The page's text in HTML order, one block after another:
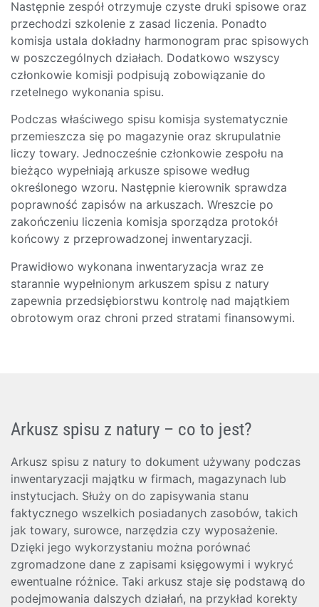
Następnie zespół otrzymuje czyste druki spisowe oraz
przechodzi szkolenie z zasad liczenia. Ponadto
komisja ustala dokładny harmonogram prac spisowych
w poszczególnych działach. Dodatkowo wszyscy
członkowie komisji podpisują zobowiązanie do
rzetelnego wykonania spisu.
Podczas właściwego spisu komisja systematycznie
przemieszcza się po magazynie oraz skrupulatnie
liczy towary. Jednocześnie członkowie zespołu na
bieżąco wypełniają arkusze spisowe według
określonego wzoru. Następnie kierownik sprawdza
poprawność zapisów na arkuszach. Wreszcie po
zakończeniu liczenia komisja sporządza protokół
końcowy z przeprowadzonej inwentaryzacji.
Prawidłowo wykonana inwentaryzacja wraz ze
starannie wypełnionym arkuszem spisu z natury
zapewnia przedsiębiorstwu kontrolę nad majątkiem
obrotowym oraz chroni przed stratami finansowymi.
Arkusz spisu z natury – co to jest?
Arkusz spisu z natury to dokument używany podczas
inwentaryzacji majątku w firmach, magazynach lub
instytucjach. Służy on do zapisywania stanu
faktycznego wszelkich posiadanych zasobów, takich
jak towary, surowce, narzędzia czy wyposażenie.
Dzięki jego wykorzystaniu można porównać
zgromadzone dane z zapisami księgowymi i wykryć
ewentualne różnice. Taki arkusz staje się podstawą do
podejmowania dalszych działań, na przykład korekty